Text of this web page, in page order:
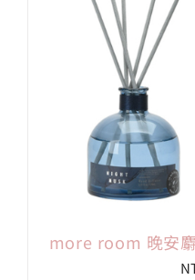
more room 晚安